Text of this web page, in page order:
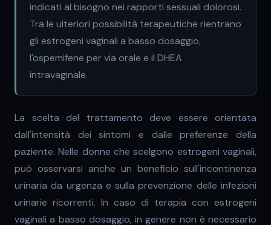
indicati al bisogno nei rapporti sessuali dolorosi.
Tra le ulteriori possibilità terapeutiche rientrano
gli estrogeni vaginali a basso dosaggio,
l'ospemifene per via orale e il DHEA
intravaginale.
La scelta del trattamento deve essere orientata
dall'intensità dei sintomi e dalle preferenze della
paziente. Nelle donne che scelgono estrogeni vaginali,
può osservarsi anche un beneficio sull'incontinenza
urinaria da urgenza e sulla prevenzione delle infezioni
urinarie ricorrenti. In caso di terapia con estrogeni
vaginali a basso dosaggio, in genere non è necessario